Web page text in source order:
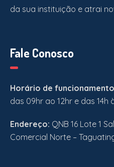
da sua instituição e atrai
Fale Conosco
Horário de
das 09hr ao 12hr e das 14h
Endereço: QNB 16 Lote 1
Comercial Norte –